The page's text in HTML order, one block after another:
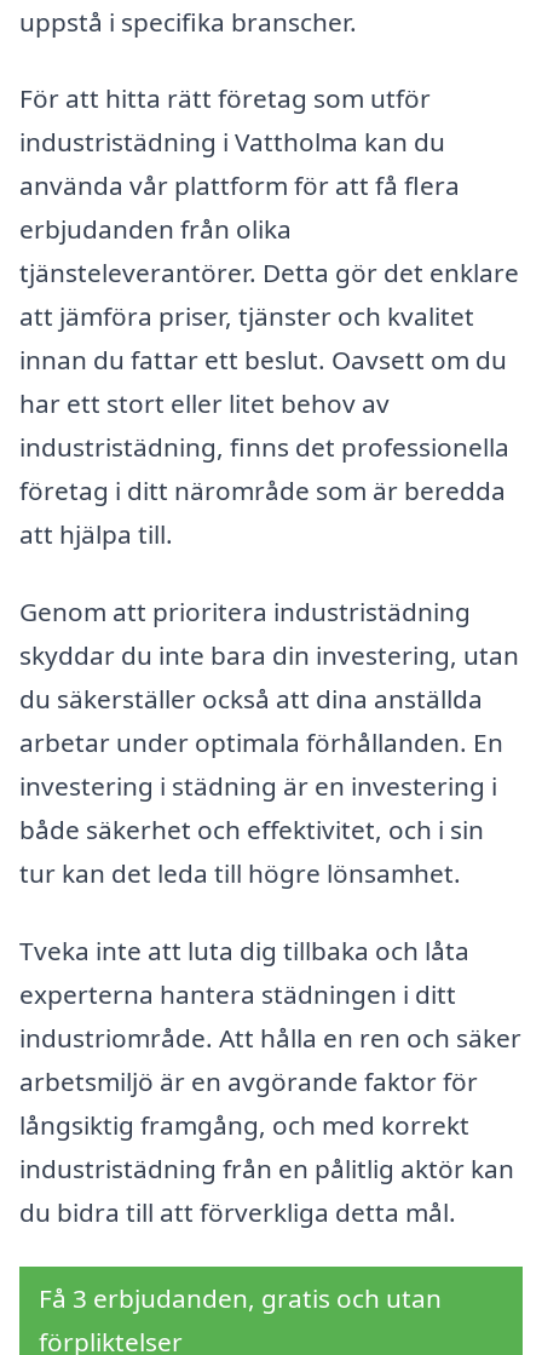
uppstå i specifika branscher.
För att hitta rätt företag som utför
industristädning i Vattholma kan du
använda vår plattform för att få flera
erbjudanden från olika
tjänsteleverantörer. Detta gör det enklare
att jämföra priser, tjänster och kvalitet
innan du fattar ett beslut. Oavsett om du
har ett stort eller litet behov av
industristädning, finns det professionella
företag i ditt närområde som är beredda
att hjälpa till.
Genom att prioritera industristädning
skyddar du inte bara din investering, utan
du säkerställer också att dina anställda
arbetar under optimala förhållanden. En
investering i städning är en investering i
både säkerhet och effektivitet, och i sin
tur kan det leda till högre lönsamhet.
Tveka inte att luta dig tillbaka och låta
experterna hantera städningen i ditt
industriområde. Att hålla en ren och säker
arbetsmiljö är en avgörande faktor för
långsiktig framgång, och med korrekt
industristädning från en pålitlig aktör kan
du bidra till att förverkliga detta mål.
Få 3 erbjudanden, gratis och utan
förpliktelser